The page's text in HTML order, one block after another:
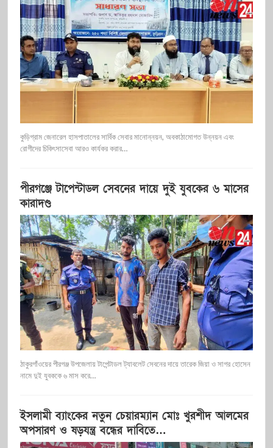
কুড়িগ্রাম জেনারেল হাসপাতালের সার্বিক সেবার মানোন্নয়ন, অবকাঠামোগত উন্নয়ন এবং
রোগীদের চিকিৎসাসেবা আরও কার্যকর করার…
পীরগঞ্জে টাপেন্টাডল সেবনের দায়ে দুই যুবকের ৬ মাসের
কারাদণ্ড
ঠাকুরগাঁওয়ের পীরগঞ্জ উপজেলায় টাপেন্টাডল ট্যাবলেট সেবনের দায়ে তারেক জিয়া ও সাগর হোসেন
নামে দুই যুবককে ৬ মাস করে…
ইসলামী ব্যাংকের নতুন চেয়ারম্যান মোঃ খুরশীদ আলমের
অপসারণ ও ষড়যন্ত্র বন্ধের দাবিতে…